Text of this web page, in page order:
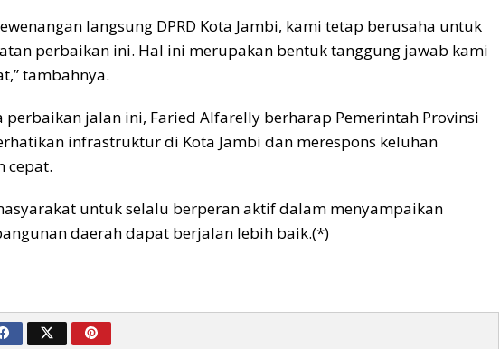
langsung DPRD Kota Jambi, kami tetap berusaha untuk
perbaikan ini. Hal ini merupakan bentuk tanggung jawab kami
tambahnya.
perbaikan jalan ini, Faried Alfarelly berharap Pemerintah Provinsi
infrastruktur di Kota Jambi dan merespons keluhan
cepat.
untuk selalu berperan aktif dalam menyampaikan
daerah dapat berjalan lebih baik.(*)